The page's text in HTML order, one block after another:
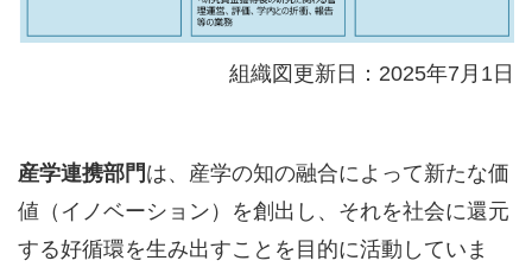
組織図更新日：2025年7月1日
産学連携部門 は、産学の知の融合によって新たな価
値（イノベーション）を創出し、それを社会に還元
する好循環を生み出すことを目的に活動していま